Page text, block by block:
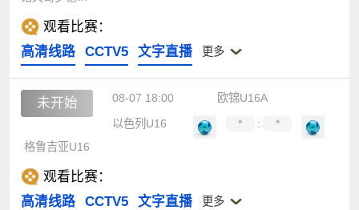
观看比赛：
高清线路
CCTV5 文字直播 更多
未开始 08-07 18:00
欧锦U16A
以色列U16
* :
*
格鲁吉亚U16
观看比赛：
高清线路
CCTV5 文字直播 更多